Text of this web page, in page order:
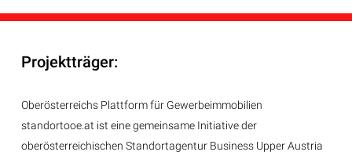
Projektträger:
Oberösterreichs Plattform für Gewerbeimmobilien
standortooe.at ist eine gemeinsame Initiative der
oberösterreichischen Standortagentur Business Upper Austria